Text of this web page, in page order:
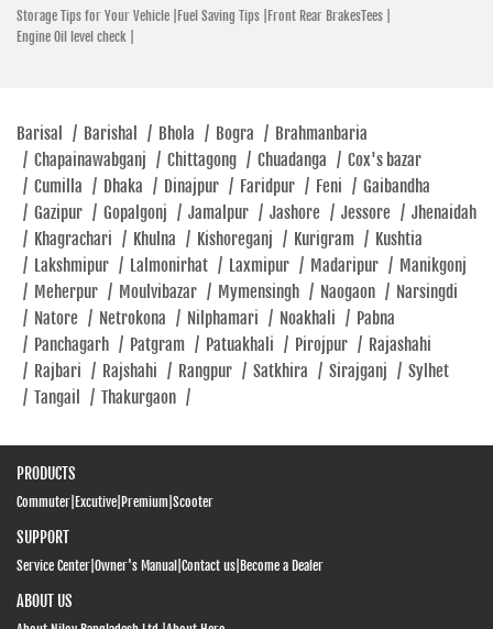
Hero MotoCorp
Mogol Complex, Dhaka Road, Chowrasta Joydevpur Vogra,
Gazipur 1700
Joydevpur Vogra
Gazipur - 1700
Click To Call
Closed
Gafargoan
Mymensingh - 2230
Storage Tips for Your Vehicle | Fuel Saving Tips | Front Rear BrakesTees |
Engine Oil level check |
Barisal / Barishal / Bhola / Bogra / Brahmanbaria
/ Chapainawabganj / Chittagong / Chuadanga / Cox's bazar
/ Cumilla / Dhaka / Dinajpur / Faridpur / Feni / Gaibandha
/ Gazipur / Gopalgonj / Jamalpur / Jashore / Jessore / Jhenaidah
/ Khagrachari / Khulna / Kishoreganj / Kurigram / Kushtia
/ Lakshmipur / Lalmonirhat / Laxmipur / Madaripur / Manikgonj
/ Meherpur / Moulvibazar / Mymensingh / Naogaon / Narsingdi
/ Natore / Netrokona / Nilphamari / Noakhali / Pabna
/ Panchagarh / Patgram / Patuakhali / Pirojpur / Rajashahi
/ Rajbari / Rajshahi / Rangpur / Satkhira / Sirajganj / Sylhet
/ Tangail / Thakurgaon /
PRODUCTS
Commuter Excutive Premium Scooter
SUPPORT
Service Center Owner's Manual Contact us Become a Dealer
ABOUT US